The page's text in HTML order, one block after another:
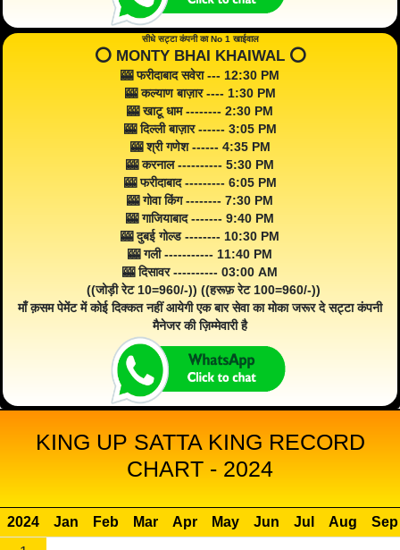
सीधे सट्टा कंपनी का No 1 खाईवाल
⭕️ MONTY BHAI KHAIWAL ⭕️
🎰 फरीदाबाद सवेरा --- 12:30 PM
🎰 कल्याण बाज़ार ---- 1:30 PM
🎰 खाटू धाम -------- 2:30 PM
🎰 दिल्ली बाज़ार ------ 3:05 PM
🎰 श्री गणेश ------ 4:35 PM
🎰 करनाल ---------- 5:30 PM
🎰 फरीदाबाद --------- 6:05 PM
🎰 गोवा किंग -------- 7:30 PM
🎰 गाजियाबाद ------- 9:40 PM
🎰 दुबई गोल्ड -------- 10:30 PM
🎰 गली ----------- 11:40 PM
🎰 दिसावर ---------- 03:00 AM
((जोड़ी रेट 10=960/-)) ((हरूफ़ रेट 100=960/-))
माँ क़सम पेमेंट में कोई दिक्कत नहीं आयेगी एक बार सेवा का मोका जरूर दे सट्टा कंपनी
मैनेजर की ज़िम्मेवारी है
KING UP SATTA KING RECORD
CHART - 2024
2024 Jan Feb Mar Apr May Jun Jul Aug
Sep